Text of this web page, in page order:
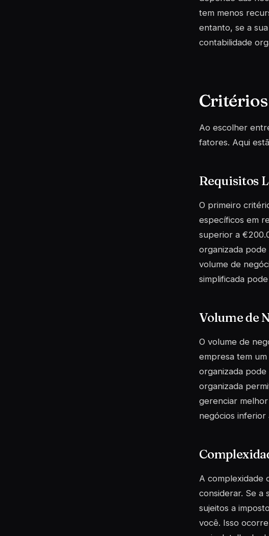
tem menos
entanto, se a
contabilidade
Ao escolher
fatores. Aqui
Requisitos
O primeiro
específicos em
superior a
organizada
volume de
simplificada
Volume de
O volume de
empresa tem
organizada
organizada
gerenciar
negócios inferior
A complexidade
considerar. Se a
sujeitos a
você. Isso